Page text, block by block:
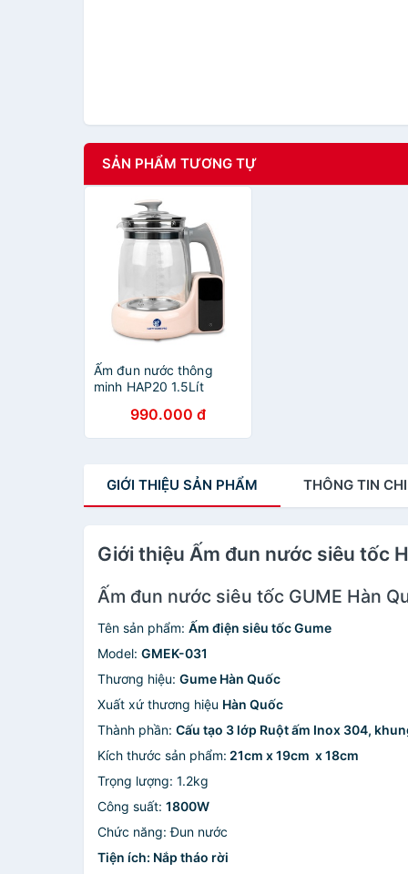
SẢN PHẨM TƯƠNG TỰ
Ấm đun nước thông
minh HAP20 1.5Lít
990.000 đ
GIỚI THIỆU SẢN PHẨM THÔNG TIN
Giới thiệu Ấm đun nước siêu tốc
Ấm đun nước siêu tốc GUME Hàn
Tên sản phẩm: Ấm điện siêu tốc Gume
Model: GMEK-031
Thương hiệu: Gume Hàn Quốc
Xuất xứ thương hiệu Hàn Quốc
Thành phần: Cấu tạo 3 lớp Ruột ấm Inox 304,
Kích thước sản phẩm: 21cm x 19cm x 18cm
Trọng lượng: 1.2kg
Công suất: 1800W
Chức năng: Đun nước
Tiện ích: Nắp tháo rời